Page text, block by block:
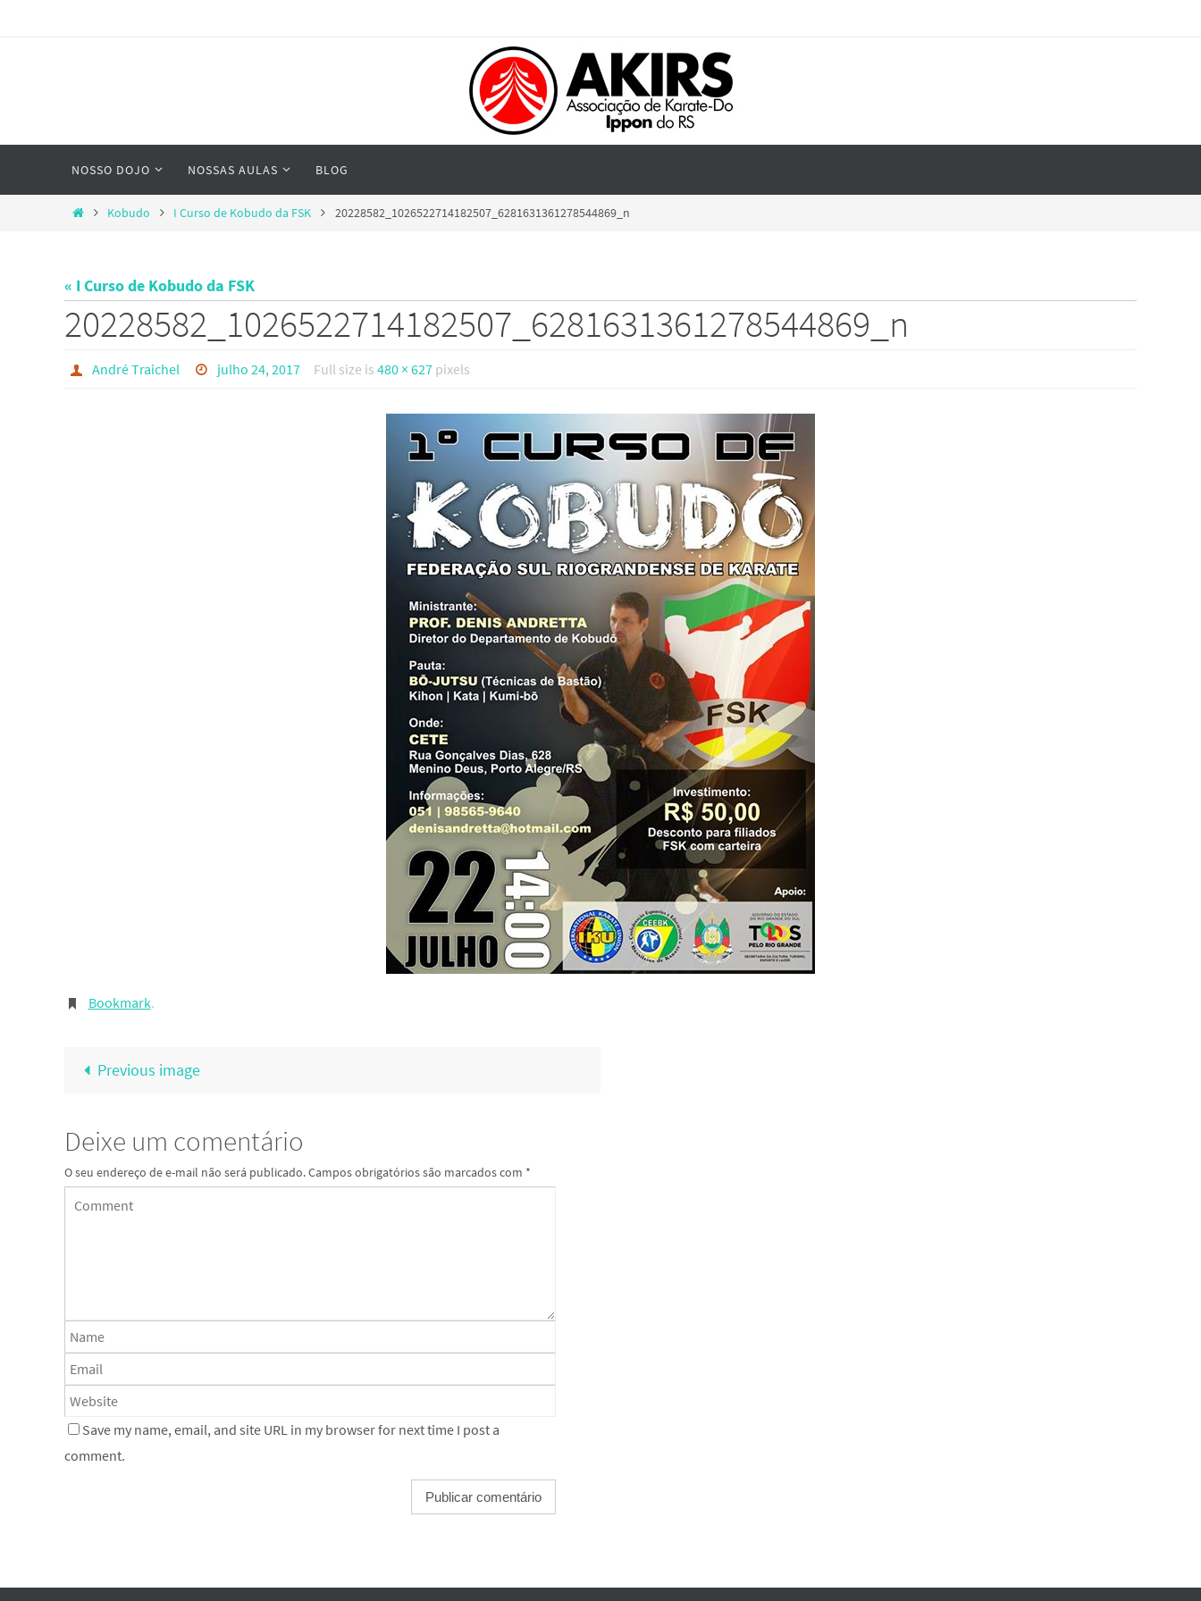
content
NOSSO DOJO NOSSAS AULAS BLOG
HomeKobudo I Curso de Kobudo da FSK 20228582_1026522714182507_6281631361278544869_n
« I Curso de Kobudo da FSK
20228582_1026522714182507_6281631361278544869_n
André Traichel julho 24, 2017 Full size is480 × 627 pixels
Bookmark.
Previous image
Deixe um comentário
O seu endereço de e-mail não será publicado.Campos obrigatórios são marcados com *
Save my name, email, and site URL in my browser for next time I post a
comment.